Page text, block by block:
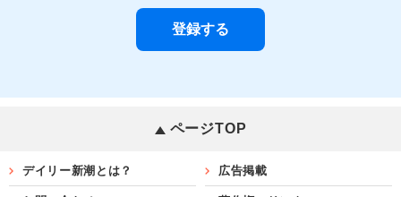
ページTOP
デイリー新潮とは？ 広告掲載